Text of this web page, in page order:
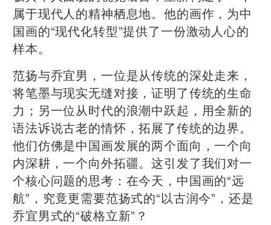
属于现代人的精神栖息地。他的画作，为中
国画的“现代化转型”提供了一份激动人心的
样本。
范扬与乔宜男，一位是从传统的深处走来，
将笔墨与现实无缝对接，证明了传统的生命
力；另一位从时代的浪潮中跃起，用全新的
语法诉说古老的情怀，拓展了传统的边界。
他们仿佛是中国画发展的两个面向，一个向
内深耕，一个向外拓疆。这引发了我们对一
个核心问题的思考：在今天，中国画的“远
航”，究竟更需要范扬式的“以古润今”，还是
乔宜男式的“破格立新”？